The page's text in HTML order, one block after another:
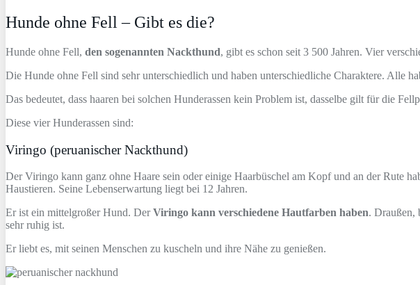
Hunde ohne Fell – Gibt es die?
Hunde ohne Fell, den sogenannten Nackthund, gibt es schon seit 3 500 Jahren. Vier
Die Hunde ohne Fell sind sehr unterschiedlich und haben unterschiedliche Charaktere. Alle
Das bedeutet, dass haaren bei solchen Hunderassen kein Problem ist, dasselbe gilt für die
Diese vier Hunderassen sind:
Viringo (peruanischer Nackthund)
Der Viringo kann ganz ohne Haare sein oder einige Haarbüschel am Kopf und an der Rute
Haustieren. Seine Lebenserwartung liegt bei 12 Jahren.
Er ist ein mittelgroßer Hund. DerViringo kann verschiedene Hautfarben haben. Draußen,
sehr ruhig ist.
Er liebt es, mit seinen Menschen zu kuscheln und ihre Nähe zu genießen.